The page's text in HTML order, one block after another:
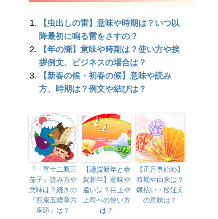
【虫出しの雷】意味や時期は？いつ以
降最初に鳴る雷をさすの？
【年の瀬】意味や時期は？使い方や挨
拶例文、ビジネスの場合は？
【新春の候・初春の候】意味や読み
方、時期は？例文や結びは？
『一富士二鷹三
茄子』読み方や
意味は？続きの
『四扇五煙草六
座頭』は？
【謹賀新年と恭
賀新年】意味や
違いは？目上や
上司への使い方
は？
【正月事始め】
時期や由来は？
煤払い・松迎え
の意味は？